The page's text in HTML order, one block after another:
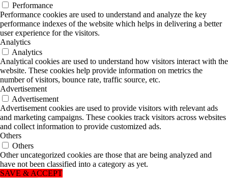
Performance
Performance cookies are used to understand and analyze the key
performance indexes of the website which helps in delivering a better
user experience for the visitors.
Analytics
Analytics
Analytical cookies are used to understand how visitors interact with the
website. These cookies help provide information on metrics the
number of visitors, bounce rate, traffic source, etc.
Advertisement
Advertisement
Advertisement cookies are used to provide visitors with relevant ads
and marketing campaigns. These cookies track visitors across websites
and collect information to provide customized ads.
Others
Others
Other uncategorized cookies are those that are being analyzed and
have not been classified into a category as yet.
SAVE & ACCEPT